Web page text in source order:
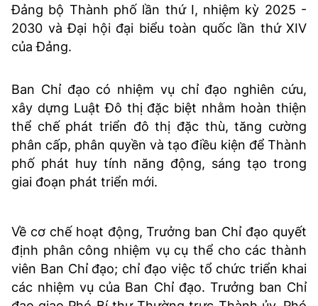
Đảng bộ Thành phố lần thứ I, nhiệm kỳ 2025 -
2030 và Đại hội đại biểu toàn quốc lần thứ XIV
của Đảng.
Ban Chỉ đạo có nhiệm vụ chỉ đạo nghiên cứu,
xây dựng Luật Đô thị đặc biệt nhằm hoàn thiện
thể chế phát triển đô thị đặc thù, tăng cường
phân cấp, phân quyền và tạo điều kiện để Thành
phố phát huy tính năng động, sáng tạo trong
giai đoạn phát triển mới.
Về cơ chế hoạt động, Trưởng ban Chỉ đạo quyết
định phân công nhiệm vụ cụ thể cho các thành
viên Ban Chỉ đạo; chỉ đạo việc tổ chức triển khai
các nhiệm vụ của Ban Chỉ đạo. Trưởng ban Chỉ